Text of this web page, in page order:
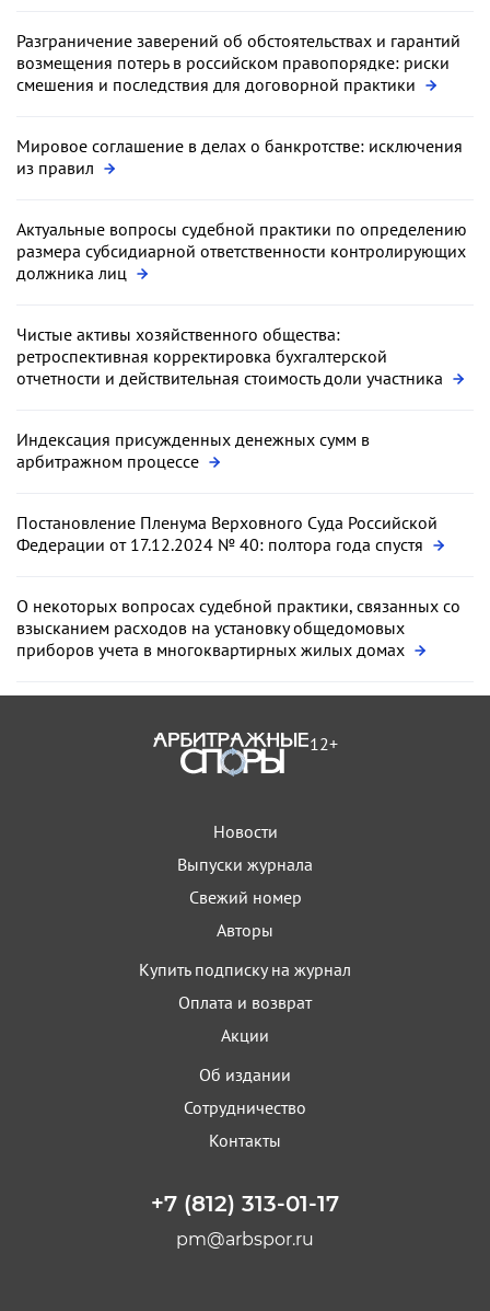
Разграничение заверений об обстоятельствах и гарантий
возмещения потерь в российском правопорядке: риски
смешения и последствия для договорной практики
Мировое соглашение в делах о банкротстве: исключения
из правил
Актуальные вопросы судебной практики по определению
размера субсидиарной ответственности контролирующих
должника лиц
Чистые активы хозяйственного общества:
ретроспективная корректировка бухгалтерской
отчетности и действительная стоимость доли участника
Индексация присужденных денежных сумм в
арбитражном процессе
Постановление Пленума Верховного Суда Российской
Федерации от 17.12.2024 № 40: полтора года спустя
О некоторых вопросах судебной практики, связанных со
взысканием расходов на установку общедомовых
приборов учета в многоквартирных жилых домах
12+
Новости
Выпуски журнала
Свежий номер
Авторы
Купить подписку на журнал
Оплата и возврат
Акции
Об издании
Сотрудничество
Контакты
+7 (812) 313-01-17
pm@arbspor.ru